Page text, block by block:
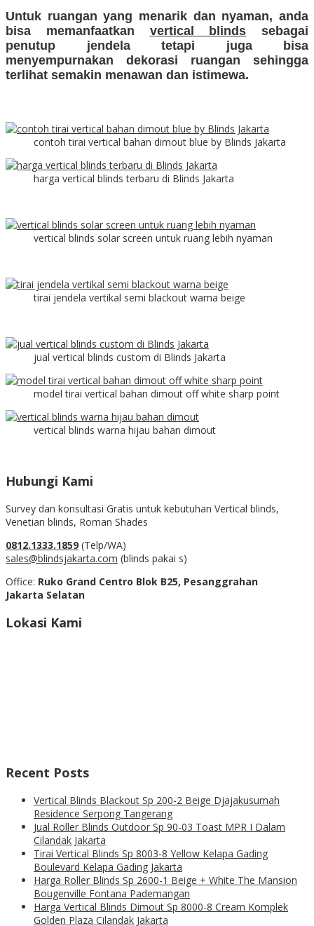
Untuk ruangan yang menarik dan nyaman, anda
bisa memanfaatkan
vertical blinds sebagai
penutup jendela tetapi juga bisa
menyempurnakan dekorasi ruangan sehingga
terlihat semakin menawan dan istimewa.
contoh tirai vertical bahan dimout blue by Blinds Jakarta
harga vertical blinds terbaru di Blinds Jakarta
vertical blinds solar screen untuk ruang lebih nyaman
tirai jendela vertikal semi blackout warna beige
jual vertical blinds custom di Blinds Jakarta
model tirai vertical bahan dimout off white sharp point
vertical blinds warna hijau bahan dimout
Hubungi Kami
Survey dan konsultasi Gratis untuk kebutuhan Vertical blinds,
Venetian blinds, Roman Shades
0812.1333.1859 (Telp/WA)
sales@blindsjakarta.com (blinds pakai s)
Office: Ruko Grand Centro Blok B25, Pesanggrahan
Jakarta Selatan
Lokasi Kami
Recent Posts
Vertical Blinds Blackout Sp 200-2 Beige Djajakusumah
Residence Serpong Tangerang
Jual Roller Blinds Outdoor Sp 90-03 Toast MPR I Dalam
Cilandak Jakarta
Tirai Vertical Blinds Sp 8003-8 Yellow Kelapa Gading
Boulevard Kelapa Gading Jakarta
Harga Roller Blinds Sp 2600-1 Beige + White The Mansion
Bougenville Fontana Pademangan
Harga Vertical Blinds Dimout Sp 8000-8 Cream Komplek
Golden Plaza Cilandak Jakarta